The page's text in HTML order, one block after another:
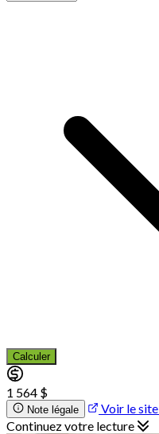
Calculer
1 564 $
Note légale Voir le site
Continuez votre lecture